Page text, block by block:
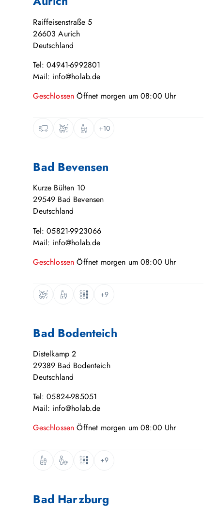
Raiffeisenstraße 5
26603 Aurich
Deutschland
Tel: 04941-6992801
Mail: info@holab.de
GeschlossenÖffnet morgen um08:00 Uhr
+10
Bad Bevensen
Kurze Bülten 10
29549 Bad Bevensen
Deutschland
Tel: 05821-9923066
Mail: info@holab.de
GeschlossenÖffnet morgen um08:00 Uhr
+9
Bad Bodenteich
Distelkamp 2
29389 Bad Bodenteich
Deutschland
Tel: 05824-985051
Mail: info@holab.de
GeschlossenÖffnet morgen um08:00 Uhr
+9
Bad Harzburg